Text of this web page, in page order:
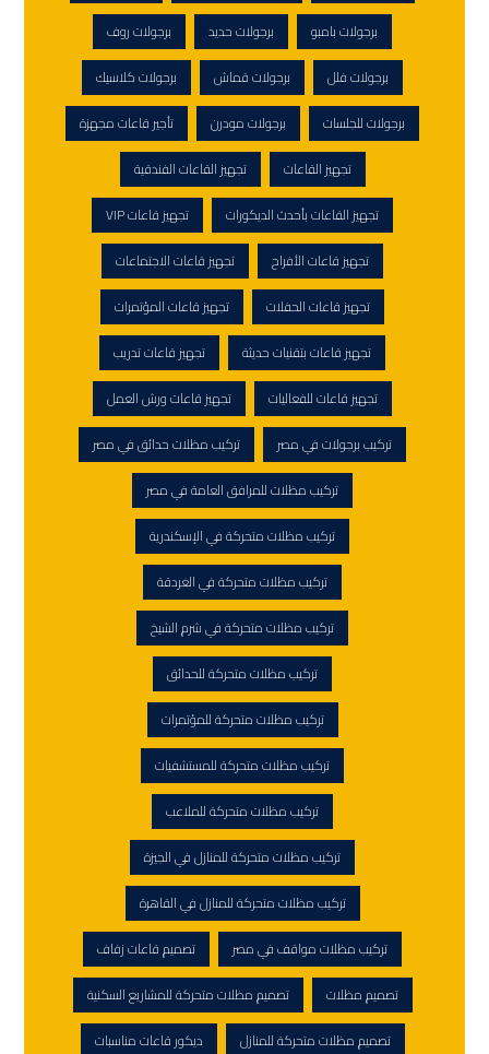
برجولات بامبو
برجولات حديد
برجولات روف
برجولات فلل
برجولات قماش
برجولات كلاسيك
برجولات للجلسات
برجولات مودرن
تأجير قاعات مجهزة
تجهيز القاعات
تجهيز القاعات الفندقية
تجهيز القاعات بأحدث الديكورات
تجهيز قاعات VIP
تجهيز قاعات الأفراح
تجهيز قاعات الاجتماعات
تجهيز قاعات الحفلات
تجهيز قاعات المؤتمرات
تجهيز قاعات بتقنيات حديثة
تجهيز قاعات تدريب
تجهيز قاعات للفعاليات
تجهيز قاعات ورش العمل
تركيب برجولات في مصر
تركيب مظلات حدائق في مصر
تركيب مظلات للمرافق العامة في مصر
تركيب مظلات متحركة في الإسكندرية
تركيب مظلات متحركة في الغردقة
تركيب مظلات متحركة في شرم الشيخ
تركيب مظلات متحركة للحدائق
تركيب مظلات متحركة للمؤتمرات
تركيب مظلات متحركة للمستشفيات
تركيب مظلات متحركة للملاعب
تركيب مظلات متحركة للمنازل في الجيزة
تركيب مظلات متحركة للمنازل في القاهرة
تركيب مظلات مواقف في مصر
تصميم قاعات زفاف
تصميم مظلات
تصميم مظلات متحركة للمشاريع السكنية
تصميم مظلات متحركة للمنازل
ديكور قاعات مناسبات